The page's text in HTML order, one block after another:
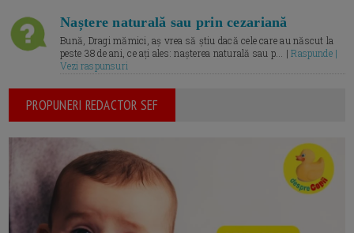
Naștere naturală sau prin cezariană
Bună, Dragi mămici, aș vrea să știu dacă cele care au născut la
peste 38 de ani, ce ați ales: nașterea naturală sau p... |Raspunde |
Vezi raspunsuri
PROPUNERI REDACTOR SEF